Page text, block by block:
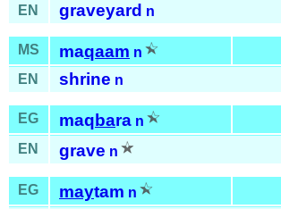
EN graveyard n
MS maqaam n
EN shrine n
EG maqbara n
EN grave n
EG maytam n